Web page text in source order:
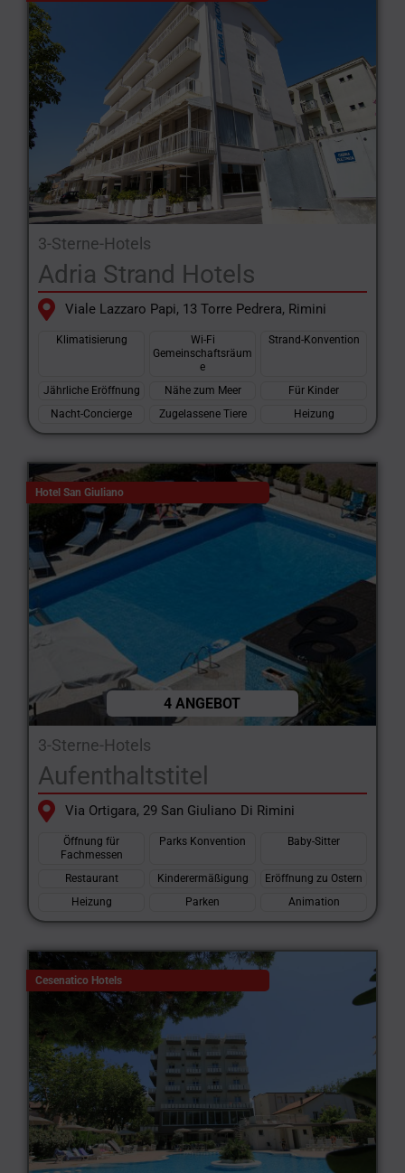
3-Sterne-Hotels
Adria Strand Hotels
Viale Lazzaro Papi, 13 Torre Pedrera, Rimini
Klimatisierung
Wi-Fi
Gemeinschaftsräum
e
Strand-Konvention
Jährliche Eröffnung Nähe zum Meer
Für Kinder
Nacht-Concierge
Zugelassene Tiere Heizung
4 ANGEBOT
Hotel San Giuliano
3-Sterne-Hotels
Aufenthaltstitel
Via Ortigara, 29 San Giuliano Di Rimini
Öffnung für
Fachmessen
Parks Konvention Baby-Sitter
Restaurant Kinderermäßigung
Eröffnung zu Ostern
Heizung
Parken Animation
Cesenatico Hotels